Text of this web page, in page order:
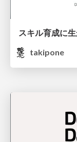
takipone